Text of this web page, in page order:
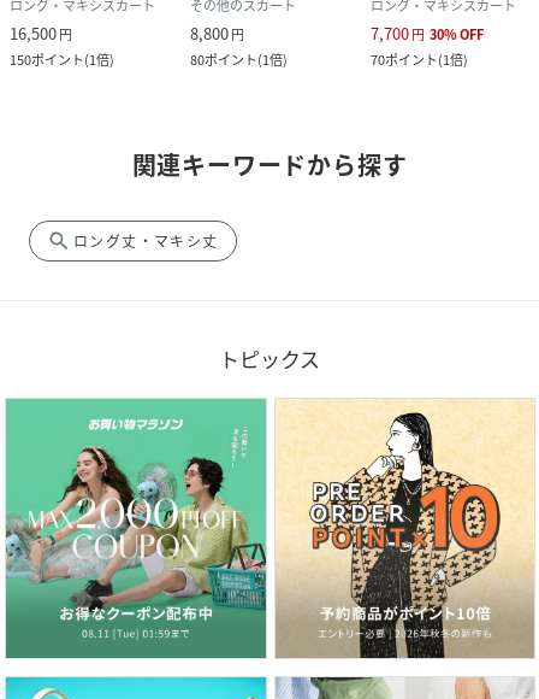
ロング・マキシスカート
16,500円
150ポイント(1倍)
その他のスカート
8,800円
80ポイント(1倍)
ロング・マキシスカート
7,700円 30%OFF
70ポイント(1倍)
関連キーワードから探す
search ロング丈・マキシ丈
トピックス